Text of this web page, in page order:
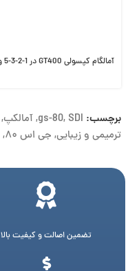
آمالگام کپسولی GT400 در 1-2-3-5 واحد
برچسب: gs-80, SDI
,آمالکپ,
ترمیمی و زیبایی, جی اس ۸۰ ,
تضمین اصالت و کیفیت بالا